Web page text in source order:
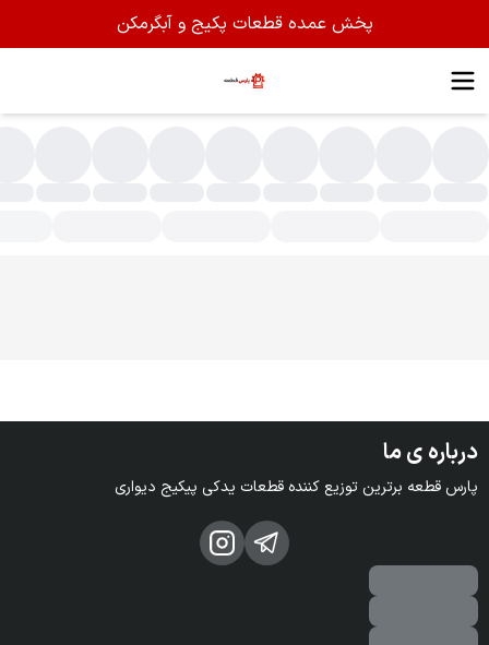
پخش عمده قطعات پکیج و آبگرمکن
درباره ی ما
پارس قطعه برترین توزیع کننده قطعات یدکی پیکیج دیواری